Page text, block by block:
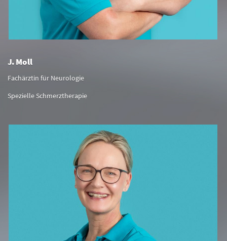
J. Moll
Fachärztin für Neurologie
Spezielle Schmerztherapie